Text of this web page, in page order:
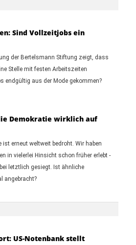
Sind Vollzeitjobs ein
der Bertelsmann Stiftung zeigt, dass
Stelle mit festen Arbeitszeiten
endgültig aus der Mode gekommen?
Demokratie wirklich auf
ist erneut weltweit bedroht. Wir haben
in vielerlei Hinsicht schon früher erlebt -
letztlich gesiegt. Ist ähnliche
angebracht?
US-Notenbank stellt